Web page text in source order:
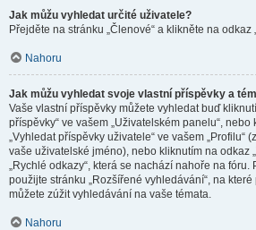
Jak můžu vyhledat určité uživatele?
Přejděte na stránku „Členové“ a klikněte na odkaz
Nahoru
Jak můžu vyhledat svoje vlastní příspěvky a
Vaše vlastní příspěvky můžete vyhledat buď
příspěvky“ ve vašem „Uživatelském panelu“,
„Vyhledat příspěvky uživatele“ ve vašem „Profilu“
vaše uživatelské jméno), nebo kliknutím na odkaz
„Rychlé odkazy“, která se nachází nahoře na
použijte stránku „Rozšířené vyhledávání“, na
můžete zúžit vyhledávání na vaše témata.
Nahoru